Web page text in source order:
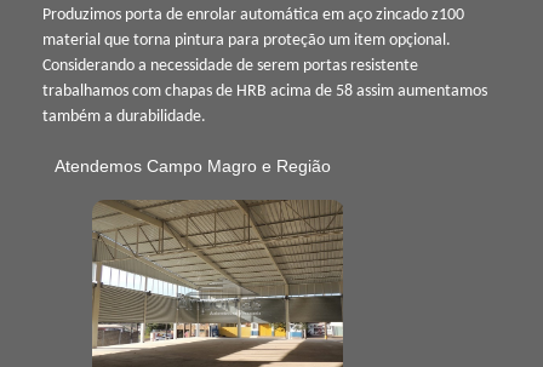
Produzimos porta de enrolar automática em aço zincado z100
material que torna pintura para proteção um item opçional.
Considerando a necessidade de serem portas resistente
trabalhamos com chapas de HRB acima de 58 assim aumentamos
também a durabilidade.
Atendemos Campo Magro e Região